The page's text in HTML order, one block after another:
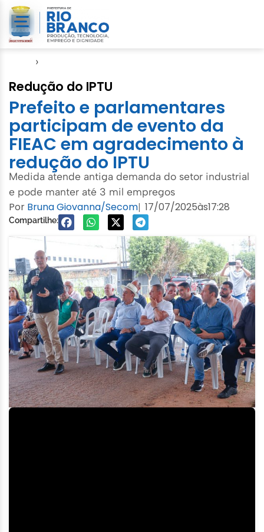
›
Redução do IPTU
Prefeito e parlamentares
participam de evento da
FIEAC em agradecimento à
redução do IPTU
Medida atende antiga demanda do setor industrial
e pode manter até 3 mil empregos
Por Bruna Giovanna/Secom| 17/07/2025às17:28
Compartilhe: